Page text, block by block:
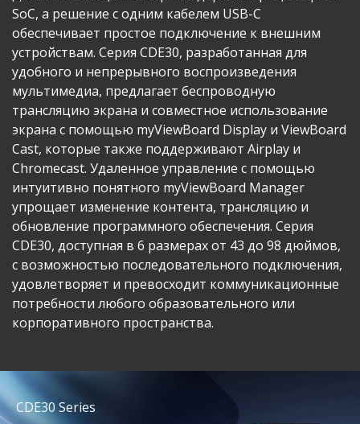
SoC, а решение с одним кабелем USB-C
обеспечивает простое подключение к внешним
устройствам.​ Серия CDE30, разработанная для
удобного и непрерывного воспроизведения
мультимедиа, предлагает беспроводную
трансляцию экрана и совместное использование
экрана с помощью myViewBoard Display и ViewBoard
Cast, которые также поддерживают Airplay и
Chromecast. Удаленное управление с помощью
интуитивно понятного myViewBoard Manager
упрощает изменение контента, трансляцию и
обновление программного обеспечения.​ ​Серия
CDE30, доступная в 6 размерах от 43 до 98 дюймов,
с возможностью последовательного подключения,
удовлетворяет и превосходит коммуникационные
потребности любого образовательного или
корпоративного пространства.
CDE30 Series